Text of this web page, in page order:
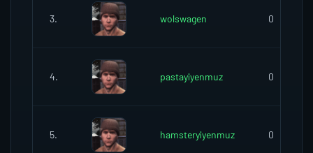
3. wolswagen 0
4. pastayiyenmuz 0
5. hamsteryiyenmuz 0